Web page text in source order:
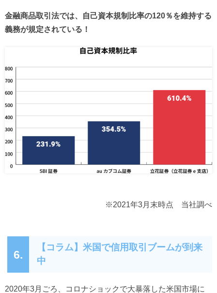
金融商品取引法では、自己資本規制比率の120％を維持する
義務が規定されている！
※2021年3月末時点 当社調べ
6.
【コラム】米国で信用取引ブームが到来
中
2020年3月ごろ、コロナショックで大暴落した米国市場に